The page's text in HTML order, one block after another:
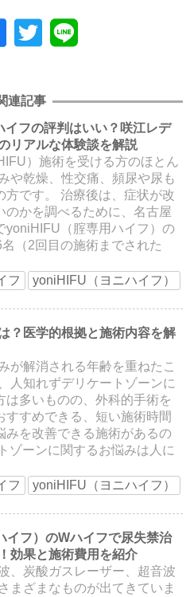
連記事
イフの評判はいい？咲江レデ
リアルな体験談を解説
）施術を受ける方のほとん
や乾燥、性交痛、頻尿や尿も
方です。 治療後は、症状が改
かを調べるために、名古屋
yoniHIFU（腟専用ハイフ）の
（2回目の施術までされた
フ
yoniHIFU（ヨニハイフ）
？医学的根拠と施術内容を解
が解消される年齢を重ねたこ
人知れずデリケートゾーンに
は多いものの、外科的手術を
すめできる、短い施術時間
みを改善できる施術があるの
ゾーンに関するお悩みは人に
フ
yoniHIFU（ヨニハイフ）
イフ）のWハイフで尿失禁治
効果と施術費用を紹介
、炭酸ガスレーザー、超音波
まざまなものが出てきていま